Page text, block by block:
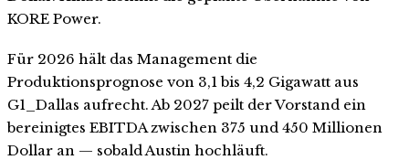
KORE Power.
Für 2026 hält das Management die
Produktionsprognose von 3,1 bis 4,2 Gigawatt aus
G1_Dallas aufrecht. Ab 2027 peilt der Vorstand ein
bereinigtes EBITDA zwischen 375 und 450 Millionen
Dollar an — sobald Austin hochläuft.